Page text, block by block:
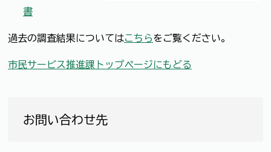
書
過去の調査結果についてはこちらをご覧ください。
市民サービス推進課トップページにもどる
お問い合わせ先